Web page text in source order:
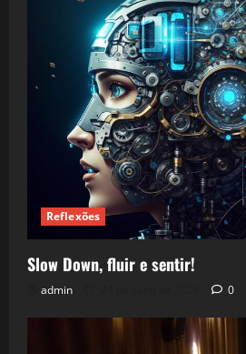
Reflexões
Slow Down, fluir e sentir!
admin 0